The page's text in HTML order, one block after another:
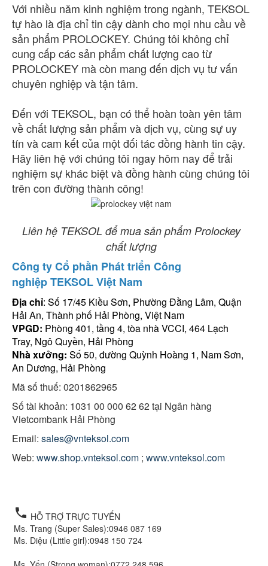
Với nhiều năm kinh nghiệm trong ngành, TEKSOL
tự hào là địa chỉ tin cậy dành cho mọi nhu cầu về
sản phẩm PROLOCKEY. Chúng tôi không chỉ
cung cấp các sản phẩm chất lượng cao từ
PROLOCKEY mà còn mang đến dịch vụ tư vấn
chuyên nghiệp và tận tâm.
Đến với TEKSOL, bạn có thể hoàn toàn yên tâm
về chất lượng sản phẩm và dịch vụ, cùng sự uy
tín và cam kết của một đối tác đồng hành tin cậy.
Hãy liên hệ với chúng tôi ngay hôm nay để trải
nghiệm sự khác biệt và đồng hành cùng chúng tôi
trên con đường thành công!
Liên hệ TEKSOL để mua sản phẩm Prolockey
chất lượng
Công ty Cổ phần Phát triển Công
nghiệp TEKSOL Việt Nam
Địa chỉ: Số 17/45 Kiều Sơn, Phường Đằng Lâm, Quận
Hải An, Thành phố Hải Phòng, Việt Nam
VPGD: Phòng 401, tầng 4, tòa nhà VCCI, 464 Lạch
Tray, Ngô Quyền, Hải Phòng
Nhà xưởng: Số 50, đường Quỳnh Hoàng 1, Nam Sơn,
An Dương, Hải Phòng
Mã số thuế: 0201862965
Số tài khoản: 1031 00 000 62 62 tại Ngân hàng
Vietcombank Hải Phòng
Email: sales@vnteksol.com
Web: www.shop.vnteksol.com ; www.vnteksol.com
local_phone HỖ TRỢ TRỰC TUYẾN
Ms. Trang (Super Sales):0946 087 169
Ms. Diệu (Little girl):0948 150 724